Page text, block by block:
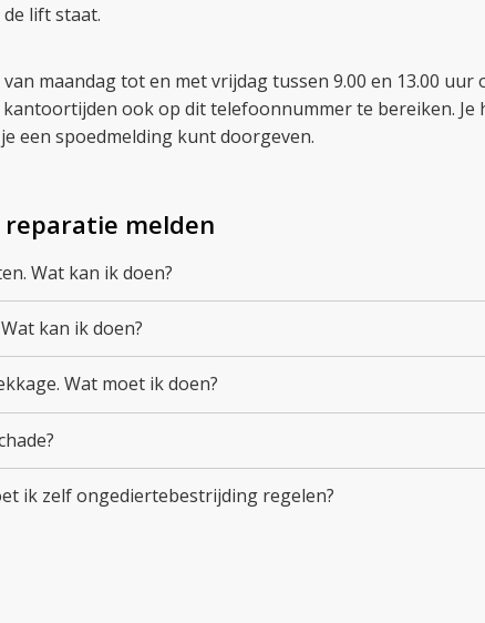
lift staat.
maandag tot en met vrijdag tussen 9.00 en 13.00 uur
ook op dit telefoonnummer te bereiken. Je
een spoedmelding kunt doorgeven.
reparatie melden
Wat kan ik doen?
kan ik doen?
Wat moet ik doen?
ik zelf ongediertebestrijding regelen?